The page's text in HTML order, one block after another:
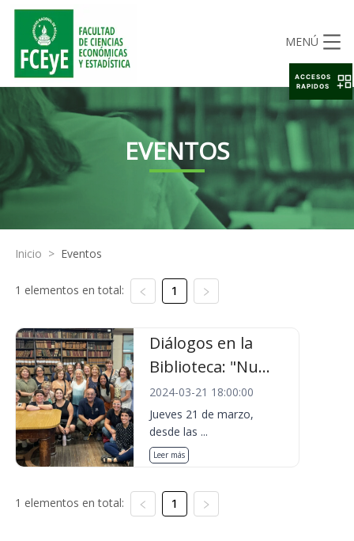
MENÚ
EVENTOS
Inicio > Eventos
1 elementos en total: 1
Diálogos en la
Biblioteca: "Nu...
2024-03-21 18:00:00
Jueves 21 de marzo,
desde las ...
Leer más
1 elementos en total: 1
ACCESOS
RAPIDOS